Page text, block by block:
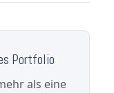
Portfolio
als eine